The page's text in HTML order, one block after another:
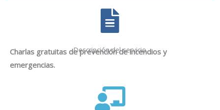
Descripción del servicio
Charlas gratuitas de prevención de incendios y
emergencias.